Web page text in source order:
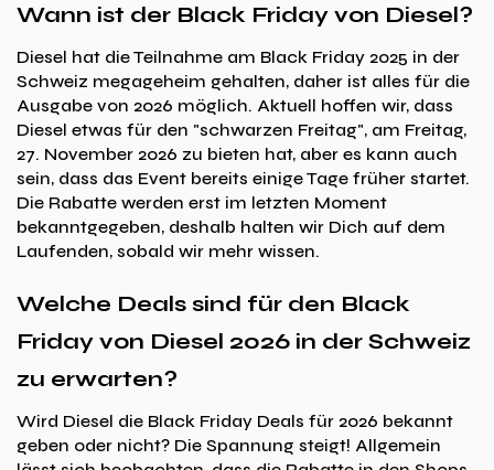
Wann ist der Black Friday von Diesel?
Diesel hat die Teilnahme am Black Friday 2025 in der
Schweiz megageheim gehalten, daher ist alles für die
Ausgabe von 2026 möglich. Aktuell hoffen wir, dass
Diesel etwas für den "schwarzen Freitag", am Freitag,
27. November 2026 zu bieten hat, aber es kann auch
sein, dass das Event bereits einige Tage früher startet.
Die Rabatte werden erst im letzten Moment
bekanntgegeben, deshalb halten wir Dich auf dem
Laufenden, sobald wir mehr wissen.
Welche Deals sind für den Black
Friday von Diesel 2026 in der Schweiz
zu erwarten?
Wird Diesel die Black Friday Deals für 2026 bekannt
geben oder nicht? Die Spannung steigt! Allgemein